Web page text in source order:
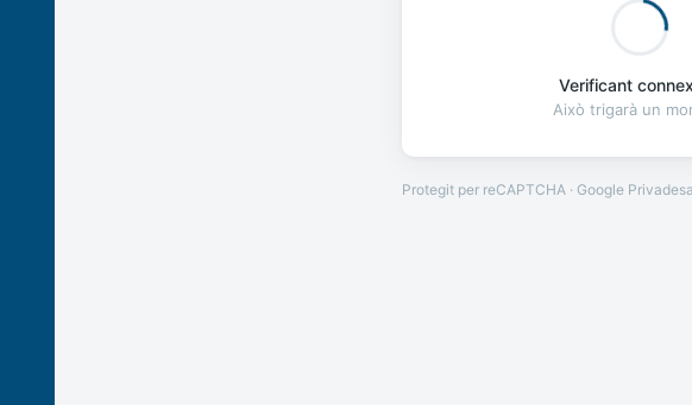
Verificant
Això trigarà un
Protegit per reCAPTCHA · Google Privadesa